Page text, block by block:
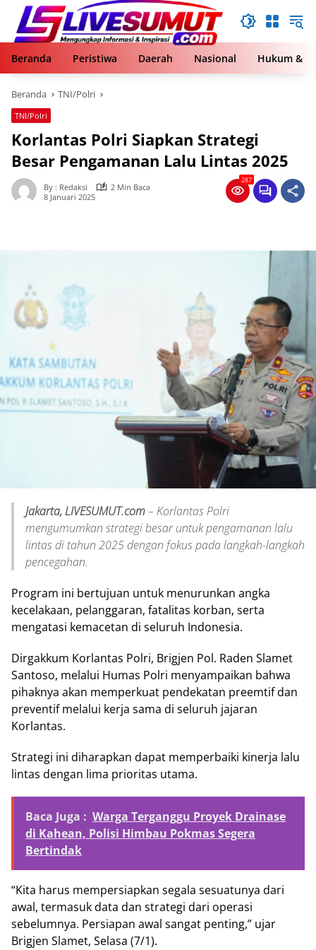
Langsung
konten
Beranda
Peristiwa Daerah Nasional Hukum &
Beranda TNI/Polri
TNI/Polri
Korlantas Polri Siapkan Strategi
Besar Pengamanan Lalu Lintas 2025
By : Redaksi
2 Min Baca
8 Januari 2025
287
Jakarta, LIVESUMUT.com– Korlantas Polri
mengumumkan strategi besar untuk pengamanan lalu
lintas di tahun 2025 dengan fokus pada langkah-langkah
pencegahan.
Program ini bertujuan untuk menurunkan angka
kecelakaan, pelanggaran, fatalitas korban, serta
mengatasi kemacetan di seluruh Indonesia.
Dirgakkum Korlantas Polri, Brigjen Pol. Raden Slamet
Santoso, melalui Humas Polri menyampaikan bahwa
pihaknya akan memperkuat pendekatan preemtif dan
preventif melalui kerja sama di seluruh jajaran
Korlantas.
Strategi ini diharapkan dapat memperbaiki kinerja lalu
lintas dengan lima prioritas utama.
Baca Juga : Warga Terganggu Proyek Drainase
di Kahean, Polisi Himbau Pokmas Segera
Bertindak
“Kita harus mempersiapkan segala sesuatunya dari
awal, termasuk data dan strategi dari operasi
sebelumnya. Persiapan awal sangat penting,” ujar
Brigjen Slamet, Selasa (7/1).